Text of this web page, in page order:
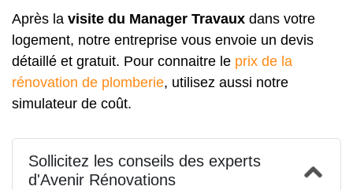
Après la visite du Manager Travaux dans votre
logement, notre entreprise vous envoie un devis
détaillé et gratuit. Pour connaitre le prix de la
rénovation de plomberie, utilisez aussi notre
simulateur de coût.
Sollicitez les conseils des experts
d'Avenir Rénovations